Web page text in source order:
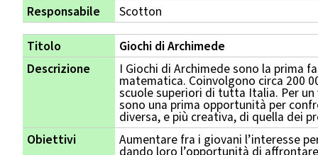
Responsabile
Scotton
Titolo
Giochi di Archimede
Descrizione
I Giochi di Archimede sono la prima
matematica. Coinvolgono circa 200
scuole superiori di tutta Italia. Per
sono una prima opportunità per
diversa, e più creativa, di quella dei
Obiettivi
Aumentare fra i giovani l’interesse